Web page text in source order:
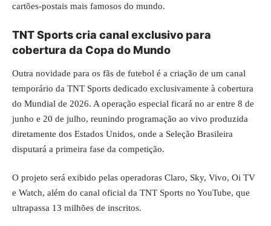
cartões-postais mais famosos do mundo.
TNT Sports cria canal exclusivo para
cobertura da Copa do Mundo
Outra novidade para os fãs de futebol é a criação de um canal
temporário da TNT Sports dedicado exclusivamente à cobertura
do Mundial de 2026. A operação especial ficará no ar entre 8 de
junho e 20 de julho, reunindo programação ao vivo produzida
diretamente dos Estados Unidos, onde a Seleção Brasileira
disputará a primeira fase da competição.
O projeto será exibido pelas operadoras Claro, Sky, Vivo, Oi TV
e Watch, além do canal oficial da TNT Sports no YouTube, que
ultrapassa 13 milhões de inscritos.